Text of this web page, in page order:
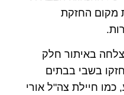
מקום החזקת
באיתור חלק
בשבי בבתים
חיילת צה"ל אורי